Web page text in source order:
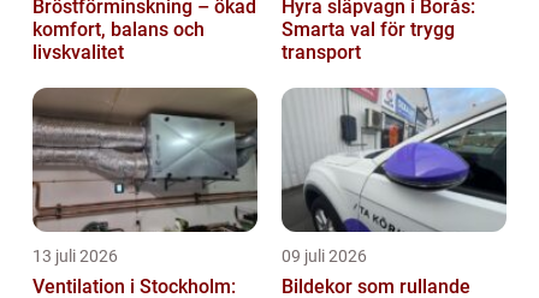
Bröstförminskning – ökad
komfort, balans och
livskvalitet
Hyra släpvagn i Borås:
Smarta val för trygg
transport
13 juli 2026
Ventilation i Stockholm:
09 juli 2026
Bildekor som rullande